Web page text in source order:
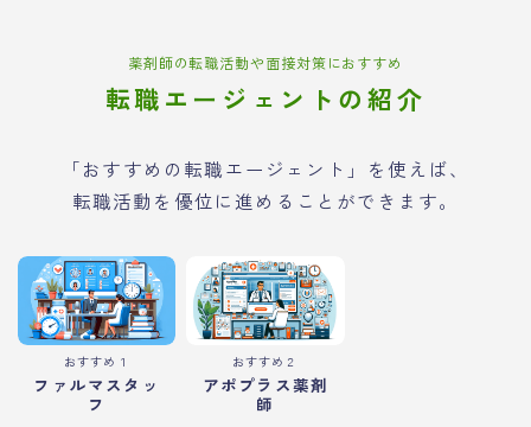
薬剤師の転職活動や面接対策におすすめ
転職エージェントの紹介
「おすすめの転職エージェント」を使えば、
転職活動を優位に進めることができます。
おすすめ１
ファルマスタッ
フ
おすすめ２
アポプラス薬剤
師